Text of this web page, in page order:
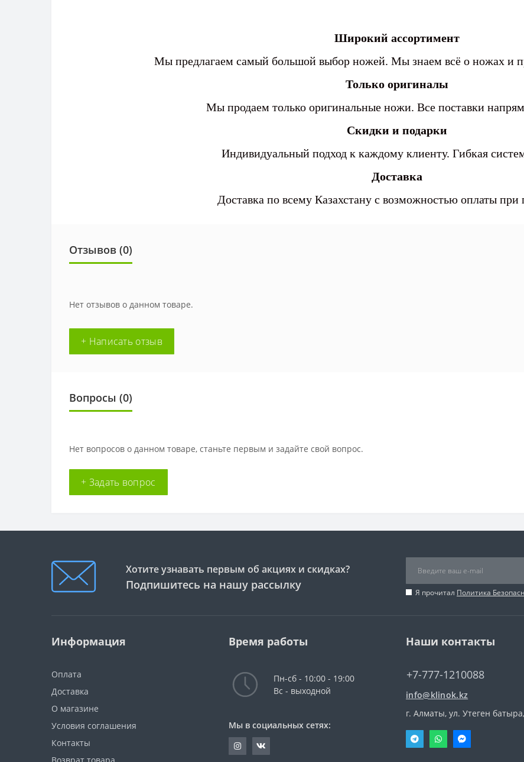
Широкий ассортимент
Мы предлагаем самый большой выбор ножей. Мы знаем всё о ножах и
Только оригиналы
Мы продаем только оригинальные ножи. Все поставки
Скидки и подарки
Индивидуальный подход к каждому клиенту. Гибкая
Доставка
Доставка по всему Казахстану с возможностью оплаты при
Отзывов (0)
Нет отзывов о данном товаре.
+ Написать отзыв
Вопросы (0)
Нет вопросов о данном товаре, станьте первым и задайте свой вопрос.
+ Задать вопрос
Хотите узнавать первым об акциях и скидках?
Подпишитесь на нашу рассылку
Я прочитал Политика
Информация
Оплата
Доставка
О магазине
Условия соглашения
Контакты
Время работы
Пн-сб - 10:00 - 19:00
Вс - выходной
Мы в социальных сетях:
Наши контакты
+7-777-1210088
info@klinok.kz
г. Алматы, ул. Утеген